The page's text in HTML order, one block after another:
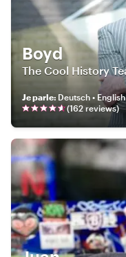
Boyd
The Cool History
Je parle: Deutsch • English
(162 reviews)